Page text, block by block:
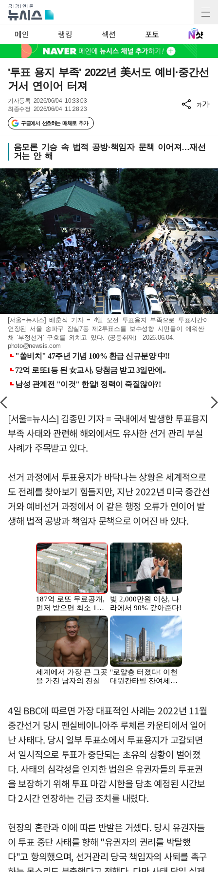
메인 랭킹 섹션 포토
'투표 용지 부족' 2022년 美서도 예비·중간선
거서 연이어 터져
기사등록 2026/06/04 10:33:03
최종수정 2026/06/04 11:28:23
구글에서 선호하는 매체로 추가
가가
음모론 기승 속 법적 공방·책임자 문책 이어져…재선
거는 안 해
[서울=뉴시스] 배훈식 기자 = 4일 오전 투표용지 부족으로 투표시간이
연장된 서울 송파구 잠실7동 제2투표소를 보수성향 시민들이 에워싼
채 '부정선거' 구호를 외치고 있다. (공동취재) 2026.06.04.
photo@newsis.com
[서울=뉴시스] 김종민 기자 = 국내에서 발생한 투표용지
부족 사태와 관련해 해외에서도 유사한 선거 관리 부실
사례가 주목받고 있다.
선거 과정에서 투표용지가 바닥나는 상황은 세계적으로
도 전례를 찾아보기 힘들지만, 지난 2022년 미국 중간선
거와 예비선거 과정에서 이 같은 행정 오류가 연이어 발
생해 법적 공방과 책임자 문책으로 이어진 바 있다.
4일 BBC에 따르면 가장 대표적인 사례는 2022년 11월
중간선거 당시 펜실베이니아주 루체른 카운티에서 일어
난 사태다. 당시 일부 투표소에서 투표용지가 고갈되면
서 일시적으로 투표가 중단되는 초유의 상황이 벌어졌
다. 사태의 심각성을 인지한 법원은 유권자들의 투표권
을 보장하기 위해 투표 마감 시한을 당초 예정된 시간보
다 2시간 연장하는 긴급 조치를 내렸다.
현장의 혼란과 이에 따른 반발은 거셌다. 당시 유권자들
이 투표 중단 사태를 향해 "유권자의 권리를 박탈했
다"고 항의했으며, 선거관리 당국 책임자의 사퇴를 촉구